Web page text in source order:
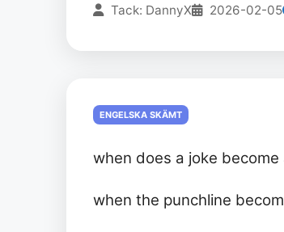
Tack: DannyX 2026-02-05
ENGELSKA SKÄMT
when does a joke become
when the punchline